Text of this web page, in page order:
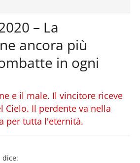
– La
ancora più
in ogni
e il male. Il vincitore riceve
Cielo. Il perdente va nella
per tutta l'eternità.
dice: